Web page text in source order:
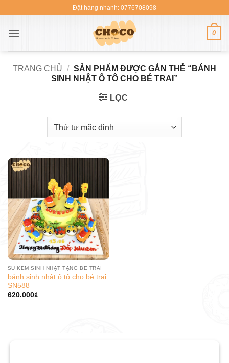
nội
Đặt hàng nhanh: 0776708098
0
TRANG CHỦ / SẢN PHẨM ĐƯỢC GẮN THẺ “BÁNH
SINH NHẬT Ô TÔ CHO BÉ TRAI”
LỌC
SU KEM SINH NHẬT TẶNG BÉ TRAI
bánh sinh nhật ô tô cho bé trai
SN588
620.000₫